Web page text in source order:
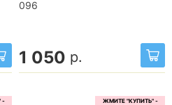
096
1 050 р.